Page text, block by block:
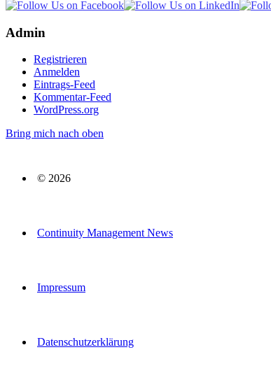
Admin
Registrieren
Anmelden
Eintrags-Feed
Kommentar-Feed
WordPress.org
Bring mich nach oben
© 2026
Continuity Management News
Impressum
Datenschutzerklärung